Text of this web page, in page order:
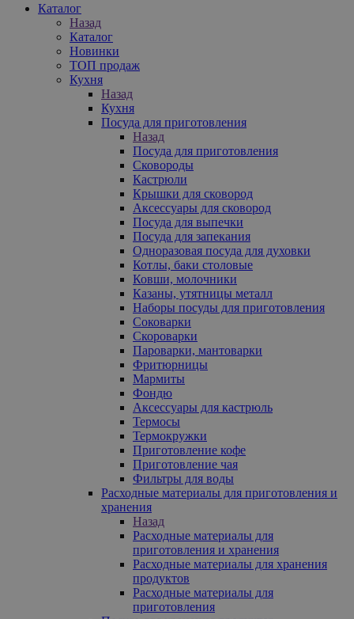
Каталог
Назад
Каталог
Новинки
ТОП продаж
Кухня
Назад
Кухня
Посуда для приготовления
Назад
Посуда для приготовления
Сковороды
Кастрюли
Крышки для сковород
Аксессуары для сковород
Посуда для выпечки
Посуда для запекания
Одноразовая посуда для духовки
Котлы, баки столовые
Ковши, молочники
Казаны, утятницы металл
Наборы посуды для приготовления
Соковарки
Скороварки
Пароварки, мантоварки
Фритюрницы
Мармиты
Фондю
Аксессуары для кастрюль
Термосы
Термокружки
Приготовление кофе
Приготовление чая
Фильтры для воды
Расходные материалы для приготовления и
хранения
Назад
Расходные материалы для
приготовления и хранения
Расходные материалы для хранения
продуктов
Расходные материалы для
приготовления